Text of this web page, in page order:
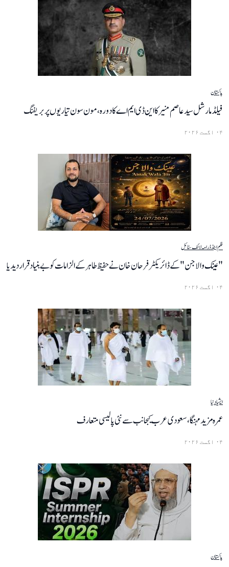
پاکستان
فیلڈ مارشل سید عاصم منیر کا این ڈی ایم اے کا دورہ، مون سون تیاریوں پر بریفنگ
۰۴ اگست ۲۰۲۶
فلم اینڈ ڈرامہلائف سٹائل
"عینک والا جن" کے ڈائریکٹر فرحان خان نے حفیظ طاہر کے الزامات کو بے بنیاد قرار دیدیا
۰۴ اگست ۲۰۲۶
ایشیادنیا
عمرہ مزید مہنگا،سعودی عرب کیجانب سے نئی پالیسی متعارف
۰۴ اگست ۲۰۲۶
پاکستان